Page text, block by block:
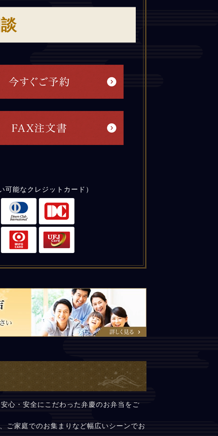
能なクレジットカード）
心・安全にこだわった弁慶のお弁当をご
ご家庭でのお集まりなど幅広いシーンでお